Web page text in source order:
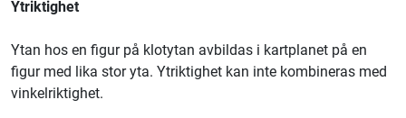
Ytriktighet
Ytan hos en figur på klotytan avbildas i kartplanet på en
figur med lika stor yta. Ytriktighet kan inte kombineras med
vinkelriktighet.